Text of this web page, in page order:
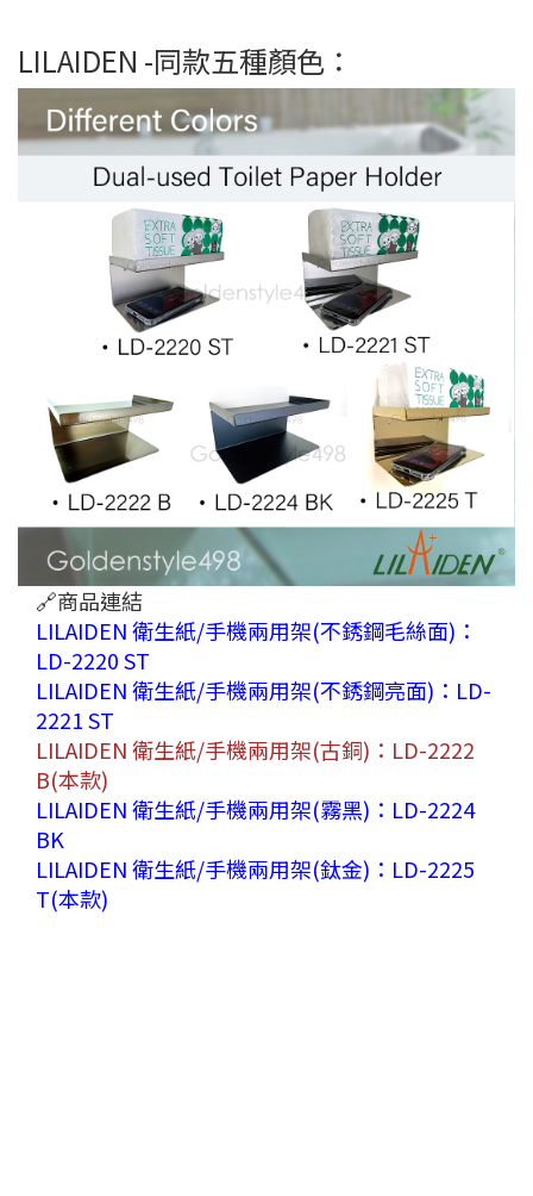
LILAIDEN -同款五種顏色：
🔗商品連結
LILAIDEN 衛生紙/手機兩用架(不銹鋼毛絲面)：
LD-2220 ST
LILAIDEN 衛生紙/手機兩用架(不銹鋼亮面)：LD-
2221 ST
LILAIDEN 衛生紙/手機兩用架(古銅)：LD-2222
B(本款)
LILAIDEN 衛生紙/手機兩用架(霧黑)：LD-2224
BK
LILAIDEN 衛生紙/手機兩用架(鈦金)：LD-2225
T(本款)